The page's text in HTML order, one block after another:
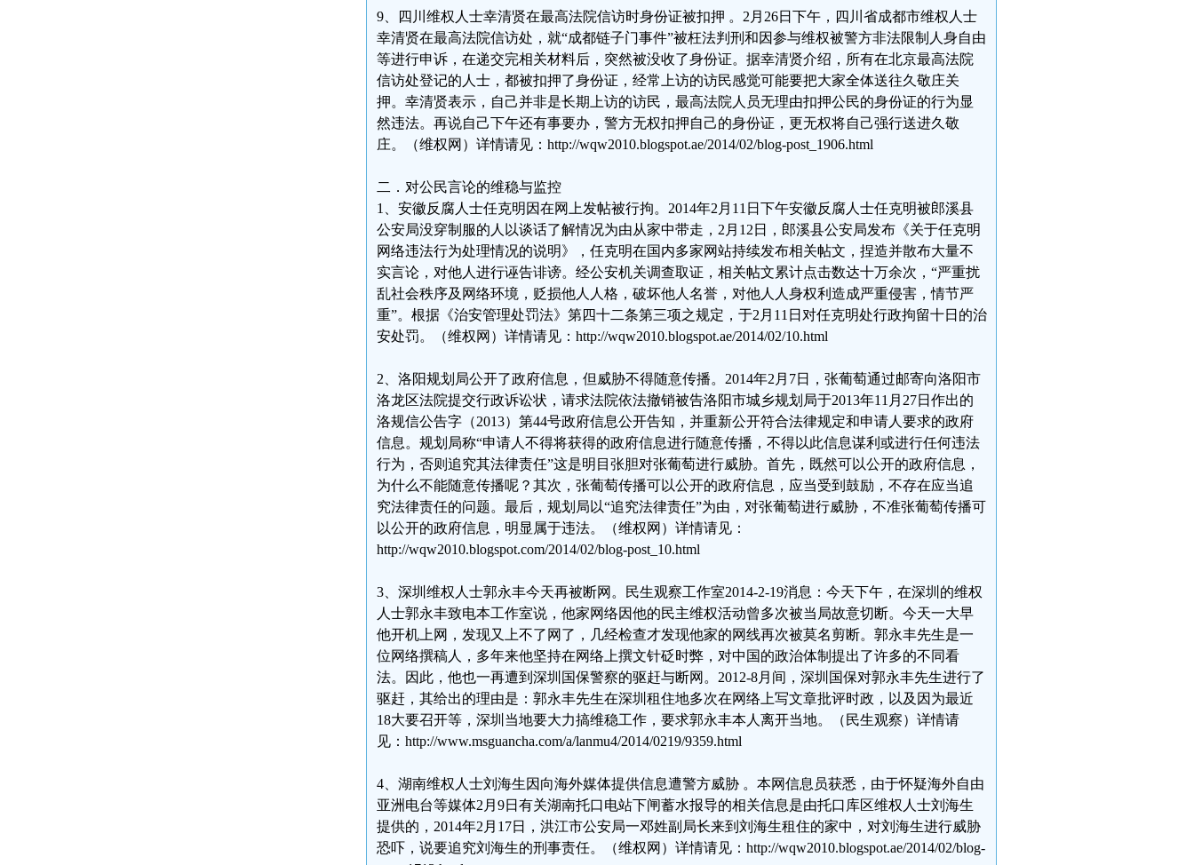
9、四川维权人士幸清贤在最高法院信访时身份证被扣押 。2月26日下午，四川省成都市维权人士
幸清贤在最高法院信访处，就“成都链子门事件”被枉法判刑和因参与维权被警方非法限制人身自由
等进行申诉，在递交完相关材料后，突然被没收了身份证。据幸清贤介绍，所有在北京最高法院
信访处登记的人士，都被扣押了身份证，经常上访的访民感觉可能要把大家全体送往久敬庄关
押。幸清贤表示，自己并非是长期上访的访民，最高法院人员无理由扣押公民的身份证的行为显
然违法。再说自己下午还有事要办，警方无权扣押自己的身份证，更无权将自己强行送进久敬
庄。（维权网）详情请见：http://wqw2010.blogspot.ae/2014/02/blog-post_1906.html
二．对公民言论的维稳与监控
1、安徽反腐人士任克明因在网上发帖被行拘。2014年2月11日下午安徽反腐人士任克明被郎溪县
公安局没穿制服的人以谈话了解情况为由从家中带走，2月12日，郎溪县公安局发布《关于任克明
网络违法行为处理情况的说明》，任克明在国内多家网站持续发布相关帖文，捏造并散布大量不
实言论，对他人进行诬告诽谤。经公安机关调查取证，相关帖文累计点击数达十万余次，“严重扰
乱社会秩序及网络环境，贬损他人人格，破坏他人名誉，对他人人身权利造成严重侵害，情节严
重”。根据《治安管理处罚法》第四十二条第三项之规定，于2月11日对任克明处行政拘留十日的治
安处罚。（维权网）详情请见：http://wqw2010.blogspot.ae/2014/02/10.html
2、洛阳规划局公开了政府信息，但威胁不得随意传播。2014年2月7日，张葡萄通过邮寄向洛阳市
洛龙区法院提交行政诉讼状，请求法院依法撤销被告洛阳市城乡规划局于2013年11月27日作出的
洛规信公告字（2013）第44号政府信息公开告知，并重新公开符合法律规定和申请人要求的政府
信息。规划局称“申请人不得将获得的政府信息进行随意传播，不得以此信息谋利或进行任何违法
行为，否则追究其法律责任”这是明目张胆对张葡萄进行威胁。首先，既然可以公开的政府信息，
为什么不能随意传播呢？其次，张葡萄传播可以公开的政府信息，应当受到鼓励，不存在应当追
究法律责任的问题。最后，规划局以“追究法律责任”为由，对张葡萄进行威胁，不准张葡萄传播可
以公开的政府信息，明显属于违法。（维权网）详情请见：
http://wqw2010.blogspot.com/2014/02/blog-post_10.html
3、深圳维权人士郭永丰今天再被断网。民生观察工作室2014-2-19消息：今天下午，在深圳的维权
人士郭永丰致电本工作室说，他家网络因他的民主维权活动曾多次被当局故意切断。今天一大早
他开机上网，发现又上不了网了，几经检查才发现他家的网线再次被莫名剪断。郭永丰先生是一
位网络撰稿人，多年来他坚持在网络上撰文针砭时弊，对中国的政治体制提出了许多的不同看
法。因此，他也一再遭到深圳国保警察的驱赶与断网。2012-8月间，深圳国保对郭永丰先生进行了
驱赶，其给出的理由是：郭永丰先生在深圳租住地多次在网络上写文章批评时政，以及因为最近
18大要召开等，深圳当地要大力搞维稳工作，要求郭永丰本人离开当地。（民生观察）详情请
见：http://www.msguancha.com/a/lanmu4/2014/0219/9359.html
4、湖南维权人士刘海生因向海外媒体提供信息遭警方威胁 。本网信息员获悉，由于怀疑海外自由
亚洲电台等媒体2月9日有关湖南托口电站下闸蓄水报导的相关信息是由托口库区维权人士刘海生
提供的，2014年2月17日，洪江市公安局一邓姓副局长来到刘海生租住的家中，对刘海生进行威胁
恐吓，说要追究刘海生的刑事责任。（维权网）详情请见：http://wqw2010.blogspot.ae/2014/02/blog-